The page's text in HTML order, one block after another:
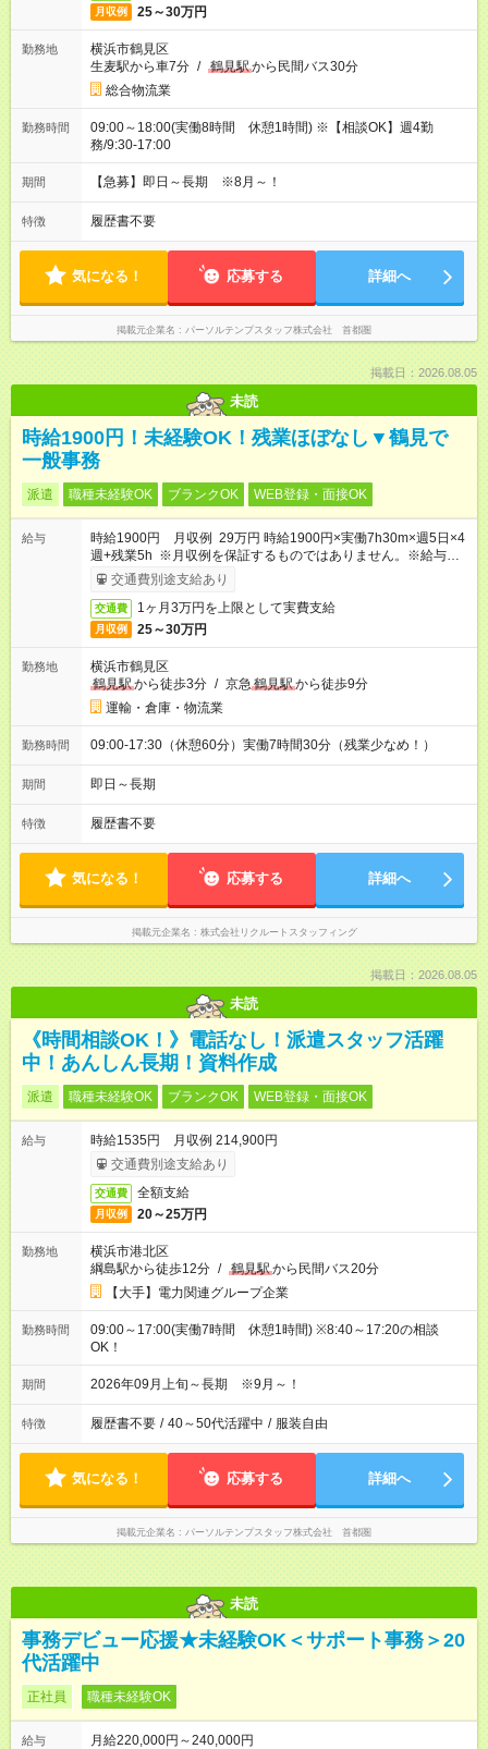
月収例 25～30万円
勤務地
横浜市鶴見区
生麦駅から車7分 / 鶴見駅から民間バス30分
総合物流業
勤務時間
09:00～18:00(実働8時間 休憩1時間) ※【相談OK】週4勤
務/9:30‐17:00
期間 【急募】即日～長期 ※8月～！
特徴 履歴書不要
気になる！ 応募する 詳細へ
掲載元企業名 パーソルテンプスタッフ株式会社 首都圏
掲載日：2026.08.05
未読
時給1900円！未経験OK！残業ほぼなし▼鶴見で
一般事務
派遣 職種未経験OK ブランクOK WEB登録・面接OK
給与
時給1900円 月収例 29万円 時給1900円×実働7h30m×週5日×4
週+残業5h ※月収例を保証するものではありません。※給与即受
取りサービス利用可（利用条件有）
交通費別途支給あり
交通費 1ヶ月3万円を上限として実費支給
月収例 25～30万円
勤務地
横浜市鶴見区
鶴見駅から徒歩3分 / 京急 鶴見駅から徒歩9分
運輸・倉庫・物流業
勤務時間 09:00-17:30（休憩60分）実働7時間30分（残業少なめ！）
期間 即日～長期
特徴 履歴書不要
気になる！ 応募する 詳細へ
掲載元企業名 株式会社リクルートスタッフィング
掲載日：2026.08.05
未読
《時間相談OK！》電話なし！派遣スタッフ活躍
中！あんしん長期！資料作成
派遣 職種未経験OK ブランクOK WEB登録・面接OK
給与
時給1535円 月収例 214,900円
交通費別途支給あり
交通費 全額支給
月収例 20～25万円
勤務地
横浜市港北区
綱島駅から徒歩12分 / 鶴見駅から民間バス20分
【大手】電力関連グループ企業
勤務時間
09:00～17:00(実働7時間 休憩1時間) ※8:40～17:20の相談
OK！
期間 2026年09月上旬～長期 ※9月～！
特徴 履歴書不要 / 40～50代活躍中 / 服装自由
気になる！ 応募する 詳細へ
掲載元企業名 パーソルテンプスタッフ株式会社 首都圏
未読
事務デビュー応援★未経験OK＜サポート事務＞20
代活躍中
正社員 職種未経験OK
給与
月給220,000円～240,000円